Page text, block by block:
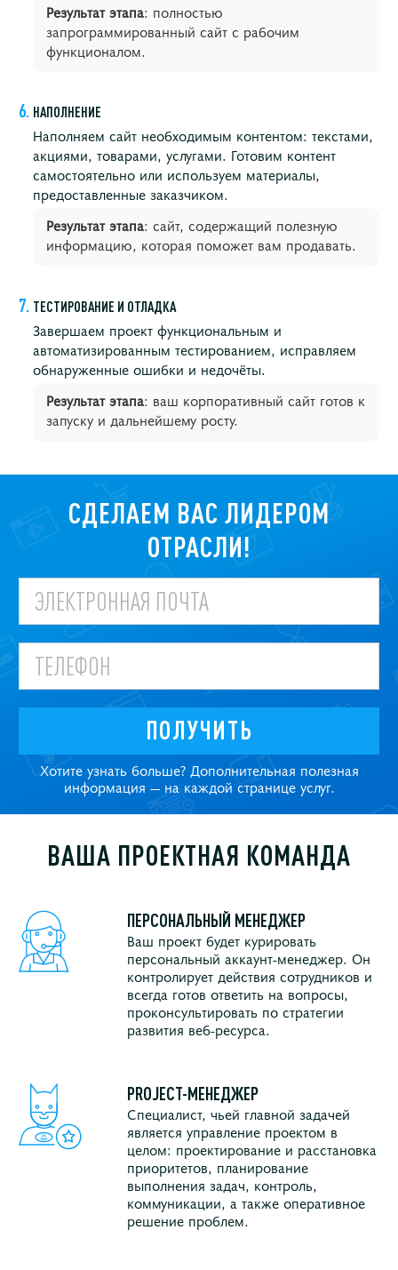
Результат этапа: полностью
запрограммированный сайт с рабочим
функционалом.
НАПОЛНЕНИЕ
Наполняем сайт необходимым контентом: текстами,
акциями, товарами, услугами. Готовим контент
самостоятельно или используем материалы,
предоставленные заказчиком.
Результат этапа: сайт, содержащий полезную
информацию, которая поможет вам продавать.
ТЕСТИРОВАНИЕ И ОТЛАДКА
Завершаем проект функциональным и
автоматизированным тестированием, исправляем
обнаруженные ошибки и недочёты.
Результат этапа: ваш корпоративный сайт готов к
запуску и дальнейшему росту.
СДЕЛАЕМ ВАС ЛИДЕРОМ
ОТРАСЛИ!
ПОЛУЧИТЬ
Хотите узнать больше? Дополнительная полезная
информация — на каждой странице услуг.
ВАША ПРОЕКТНАЯ КОМАНДА
ПЕРСОНАЛЬНЫЙ МЕНЕДЖЕР
Ваш проект будет курировать
персональный аккаунт-менеджер. Он
контролирует действия сотрудников и
всегда готов ответить на вопросы,
проконсультировать по стратегии
развития веб-ресурса.
PROJECT-МЕНЕДЖЕР
Специалист, чьей главной задачей
является управление проектом в
целом: проектирование и расстановка
приоритетов, планирование
выполнения задач, контроль,
коммуникации, а также оперативное
решение проблем.